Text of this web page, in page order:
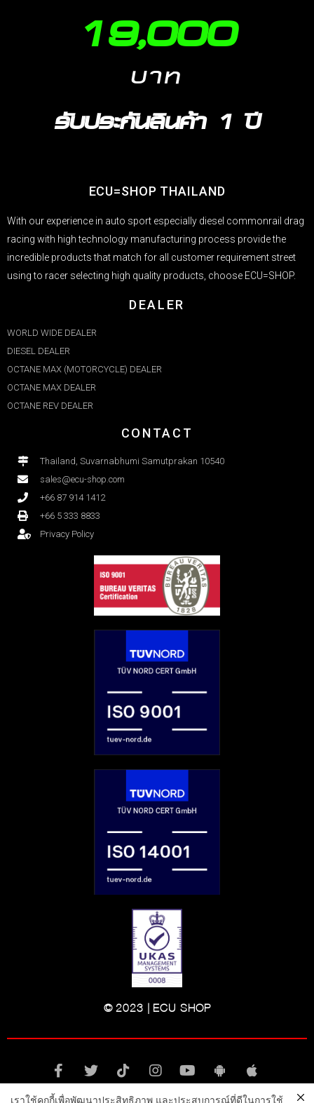
19,000
บาท
รับประกันสินค้า 1 ปี
ECU=SHOP THAILAND
With our experience in auto sport especially diesel commonrail drag
racing with high technology manufacturing process provide the
incredible products that match for all customer requirement street
using to racer selecting high quality products, choose ECU=SHOP.
DEALER
WORLD WIDE DEALER
DIESEL DEALER
OCTANE MAX (MOTORCYCLE) DEALER
OCTANE MAX DEALER​
OCTANE REV DEALER
CONTACT
Thailand, Suvarnabhumi Samutprakan 10540
sales@ecu-shop.com
+66 87 914 1412
+66 5 333 8833
Privacy Policy
© 2023 | ECU-SHOP
เราใช้คุกกี้เพื่อพัฒนาประสิทธิภาพ และประสบการณ์ที่ดีในการใช้